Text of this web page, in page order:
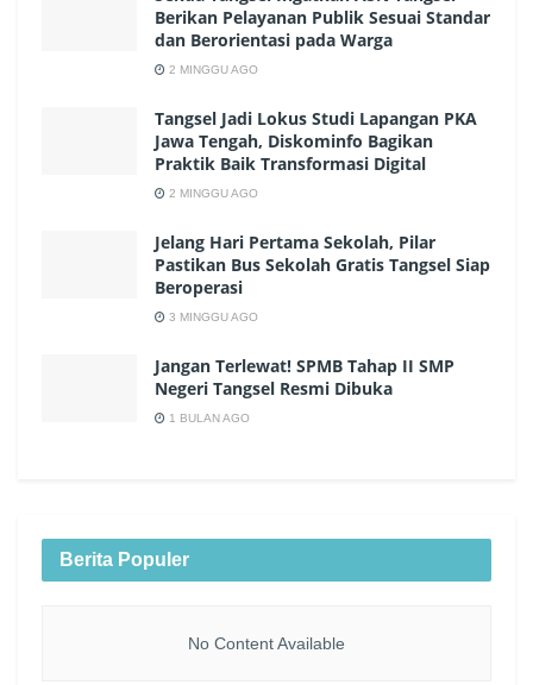
Berikan Pelayanan Publik Sesuai Standar
dan Berorientasi pada Warga
2 MINGGU AGO
Tangsel Jadi Lokus Studi Lapangan PKA
Jawa Tengah, Diskominfo Bagikan
Praktik Baik Transformasi Digital
2 MINGGU AGO
Jelang Hari Pertama Sekolah, Pilar
Pastikan Bus Sekolah Gratis Tangsel Siap
Beroperasi
3 MINGGU AGO
Jangan Terlewat! SPMB Tahap II SMP
Negeri Tangsel Resmi Dibuka
1 BULAN AGO
Berita Populer
No Content Available